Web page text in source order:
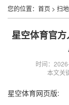
您的位置： 首页 > 扫
星空体育官
时间：
本文关
星空体育网页版: